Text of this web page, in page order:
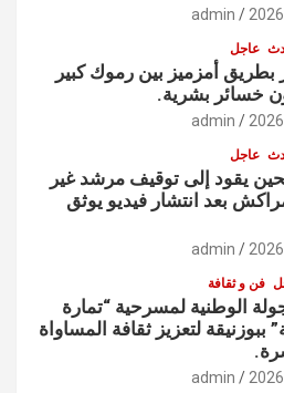
admin
عاجل
بطريق أمزميز بين رموك كبير
خسائر بشرية.
admin
عاجل
يقود إلى توقيف مرشد غير
بعد انتشار فيديو يوثق
admin
فن و ثقافة
الوطنية لمسرحية “تمارة
ببوزنيقة لتعزيز ثقافة المساواة
admin